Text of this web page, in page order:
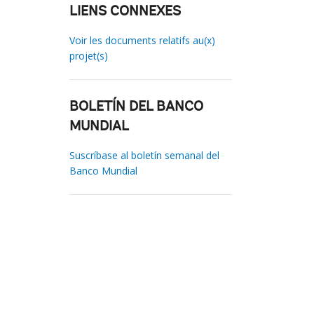
LIENS CONNEXES
Voir les documents relatifs au(x)
projet(s)
BOLETÍN DEL BANCO
MUNDIAL
Suscríbase al boletín semanal del
Banco Mundial